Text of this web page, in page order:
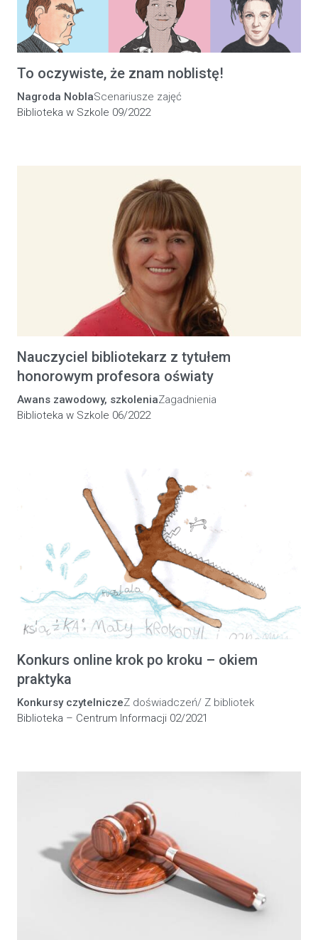
To oczywiste, że znam noblistę!
Nagroda NoblaScenariusze zajęć
Biblioteka w Szkole 09/2022
Nauczyciel bibliotekarz z tytułem
honorowym profesora oświaty
Awans zawodowy, szkoleniaZagadnienia
Biblioteka w Szkole 06/2022
Konkurs online krok po kroku – okiem
praktyka
Konkursy czytelniczeZ doświadczeń/ Z bibliotek
Biblioteka – Centrum Informacji 02/2021